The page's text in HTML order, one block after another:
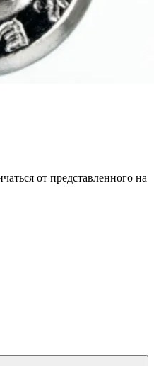
от представленного на